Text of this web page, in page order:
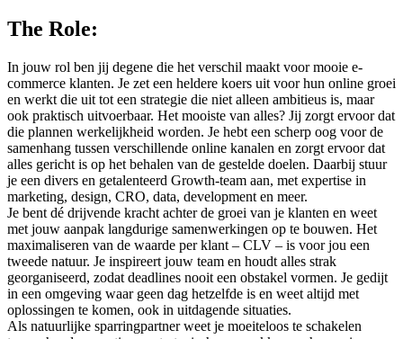
The Role:
In jouw rol ben jij degene die het verschil maakt voor mooie e-
commerce klanten. Je zet een heldere koers uit voor hun online groei
en werkt die uit tot een strategie die niet alleen ambitieus is, maar
ook praktisch uitvoerbaar. Het mooiste van alles? Jij zorgt ervoor dat
die plannen werkelijkheid worden. Je hebt een scherp oog voor de
samenhang tussen verschillende online kanalen en zorgt ervoor dat
alles gericht is op het behalen van de gestelde doelen. Daarbij stuur
je een divers en getalenteerd Growth-team aan, met expertise in
marketing, design, CRO, data, development en meer.
Je bent dé drijvende kracht achter de groei van je klanten en weet
met jouw aanpak langdurige samenwerkingen op te bouwen. Het
maximaliseren van de waarde per klant – CLV – is voor jou een
tweede natuur. Je inspireert jouw team en houdt alles strak
georganiseerd, zodat deadlines nooit een obstakel vormen. Je gedijt
in een omgeving waar geen dag hetzelfde is en weet altijd met
oplossingen te komen, ook in uitdagende situaties.
Als natuurlijke sparringpartner weet je moeiteloos te schakelen